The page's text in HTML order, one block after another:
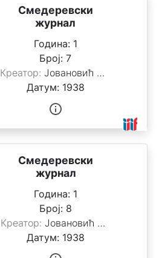
Смедеревски
журнал
Година: 1
Број:7
Креатор:Јовановић Стоимировић, Милан
Датум: 1938
Смедеревски
журнал
Година: 1
Број: 8
Креатор: Јовановић Стоимировић, Милан
Датум: 1938